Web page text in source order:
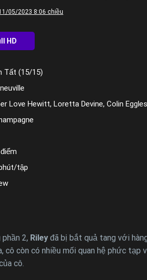
05/2023 8:06 chiều
Tất (15/15)
Love Hewitt, Loretta Devine, Colin
tập
phần 2, Riley đã bị bắt quả tang với
còn có nhiều mối quan hệ phức
cô.